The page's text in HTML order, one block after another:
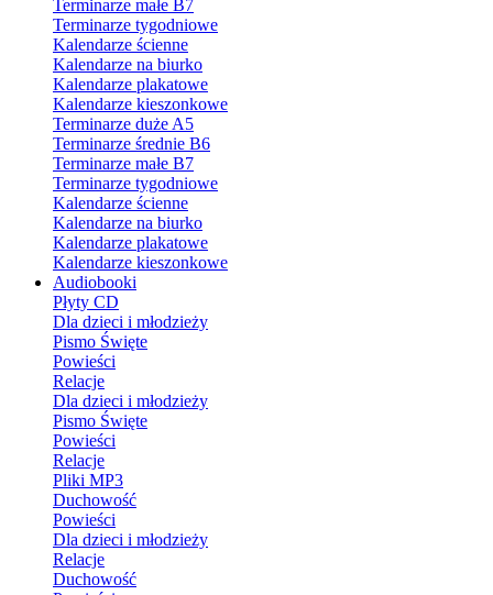
Terminarze małe B7
Terminarze tygodniowe
Kalendarze ścienne
Kalendarze na biurko
Kalendarze plakatowe
Kalendarze kieszonkowe
Terminarze duże A5
Terminarze średnie B6
Terminarze małe B7
Terminarze tygodniowe
Kalendarze ścienne
Kalendarze na biurko
Kalendarze plakatowe
Kalendarze kieszonkowe
Audiobooki
Płyty CD
Dla dzieci i młodzieży
Pismo Święte
Powieści
Relacje
Dla dzieci i młodzieży
Pismo Święte
Powieści
Relacje
Pliki MP3
Duchowość
Powieści
Dla dzieci i młodzieży
Relacje
Duchowość